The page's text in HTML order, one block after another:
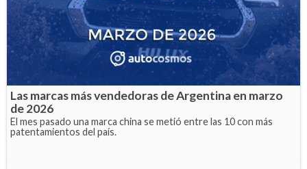
Las marcas más vendedoras de Argentina en marzo
de 2026
El mes pasado una marca china se metió entre las 10 con más
patentamientos del país.